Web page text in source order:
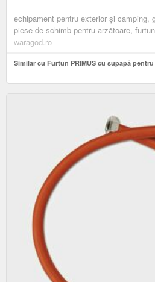
echipament pentru exterior și camping,
piese de schimb pentru arzătoare,
waragod.ro
Similar cu Furtun PRIMUS cu supapă